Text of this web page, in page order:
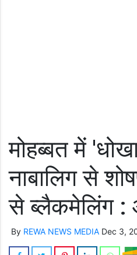
मोहब्बत में
नाबालिग से
से ब्लैकमेलिंग :
By REWA NEWS MEDIA Dec 3,